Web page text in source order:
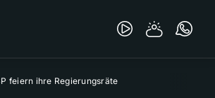
feiern ihre Regierungsräte